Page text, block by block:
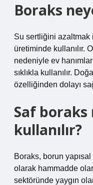
Boraks
Su sertliğini azaltmak
üretiminde kullanılır.
nedeniyle ev
sıklıkla kullanılır.
özelliğinden dolayı
Saf
kullanılır?
Boraks, borun
olarak hammadde
sektöründe yaygın